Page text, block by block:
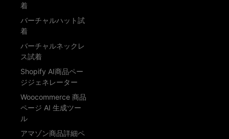
着
バーチャルハット試
着
バーチャルネックレ
ス試着
Shopify AI商品ペー
ジジェネレーター
Woocommerce 商品
ページ AI 生成ツー
ル
アマゾン商品詳細ペ